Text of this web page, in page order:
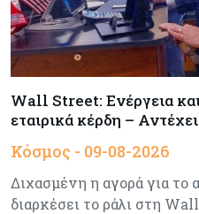
Τουρισμός
Στη σκανδιναβική
Ενέργεια:
Ευρώπης - Τι θα
Wall Street: Ενέργεια
εταιρικά κέρδη –
Κόσμος - 09-08-2026
Διχασμένη η αγορά για το
διαρκέσει το ράλι στη